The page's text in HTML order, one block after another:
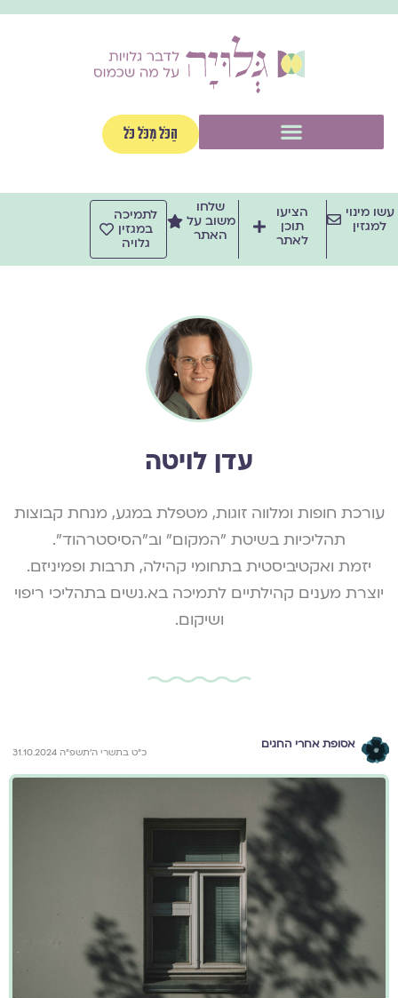
לתוכן
הַכֹּל מִכֹּל כֹּל
עשו מינוי
למגזין
הציעו
תוכן
לאתר
שלחו
משוב על
האתר
לתמיכה
במגזין
גלויה
עדן לויטה
עורכת חופות ומלווה זוגות, מטפלת במגע, מנחת קבוצות
תהליכיות בשיטת "המקום" וב"הסיסטרהוד".
יזמת ואקטיביסטית בתחומי קהילה, תרבות ופמיניזם.
יוצרת מענים קהילתיים לתמיכה בא.נשים בתהליכי ריפוי
ושיקום.
אסופת אחרי החגים
כ״ט בתשרי ה׳תשפ״ה 31.10.2024